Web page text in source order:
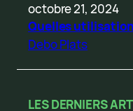
octobre 21, 2024
Quelles
Debo Plats
LES DERNIERS